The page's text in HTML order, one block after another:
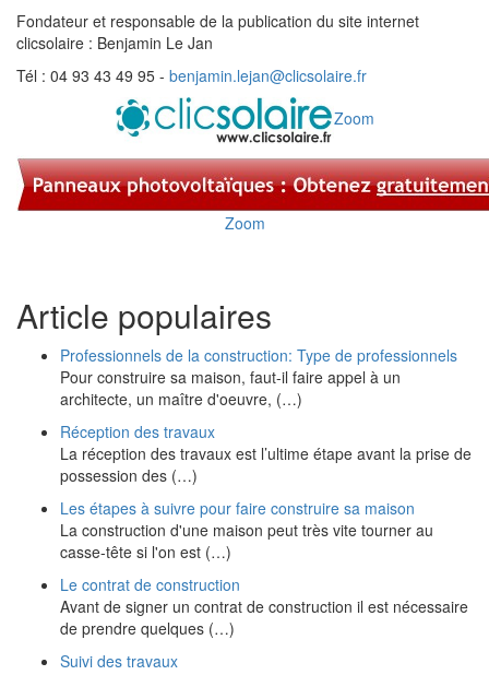
Fondateur et responsable de la publication du site internet
clicsolaire : Benjamin Le Jan
Tél : 04 93 43 49 95 - benjamin.lejan@clicsolaire.fr
Zoom
Zoom
Article populaires
Professionnels de la construction: Type de professionnels
Pour construire sa maison, faut-il faire appel à un
architecte, un maître d'oeuvre, (…)
Réception des travaux
La réception des travaux est l’ultime étape avant la prise de
possession des (…)
Les étapes à suivre pour faire construire sa maison
La construction d'une maison peut très vite tourner au
casse-tête si l'on est (…)
Le contrat de construction
Avant de signer un contrat de construction il est nécessaire
de prendre quelques (…)
Suivi des travaux